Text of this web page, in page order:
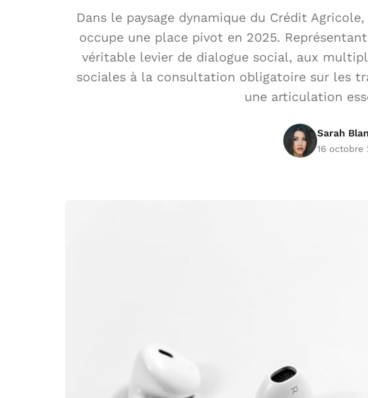
Dans le paysage dynamique du Crédit
occupe une place pivot en 2025.
véritable levier de dialogue social, aux
sociales à la consultation obligatoire sur les
une articulation
Sarah
16 octobre